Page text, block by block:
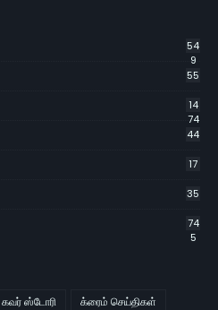
54
9
55
14
74
44
17
35
74
5
கவர் ஸ்டோரி
க்ரைம் செய்திகள்